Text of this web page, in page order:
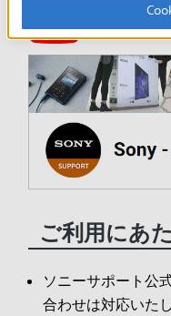
Sony -
ご利用にあ
ソニーサポート公
合わせは対応いた